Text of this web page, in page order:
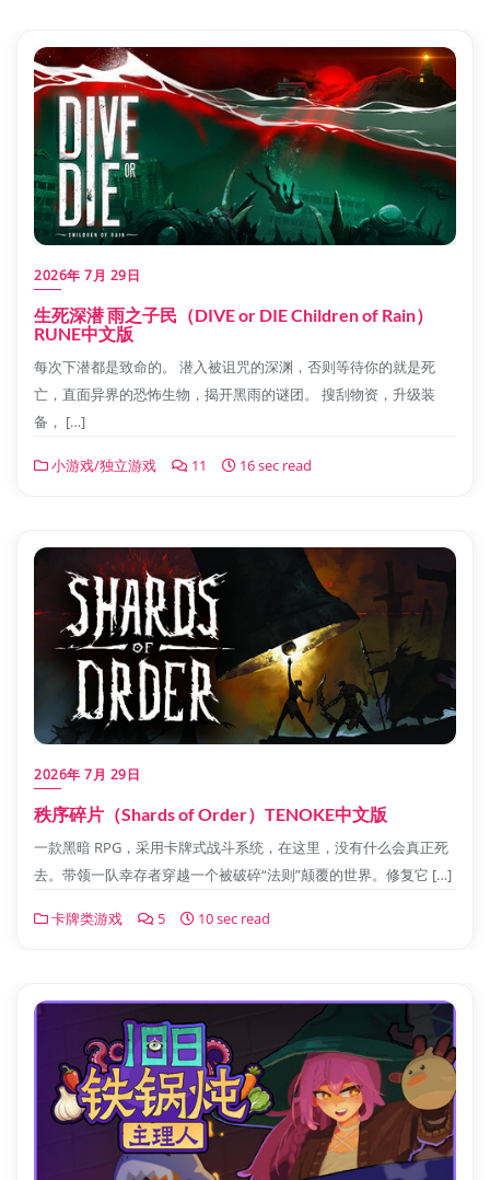
2026年 7月 29日
生死深潜 雨之子民（DIVE or DIE Children of Rain）
RUNE中文版
每次下潜都是致命的。 潜入被诅咒的深渊，否则等待你的就是死
亡，直面异界的恐怖生物，揭开黑雨的谜团。 搜刮物资，升级装
备， […]
小游戏/独立游戏 11 16 sec read
2026年 7月 29日
秩序碎片‌（Shards of Order）TENOKE中文版
一款黑暗 RPG，采用卡牌式战斗系统，在这里，没有什么会真正死
去。带领一队幸存者穿越一个被破碎“法则”颠覆的世界。修复它 […]
卡牌类游戏 5 10 sec read